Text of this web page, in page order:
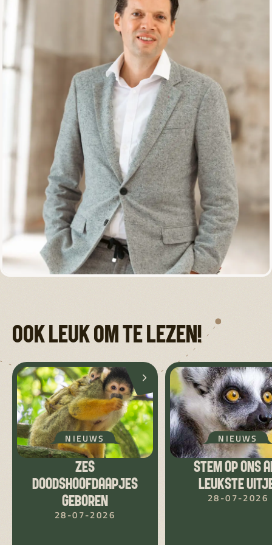
OOK LEUK OM TE LEZEN!
NIEUWS
ZES
DOODSHOOFDAAPJES
GEBOREN
28-07-2026
NIEUWS
STEM OP ONS
LEUKSTE
28-07-2026